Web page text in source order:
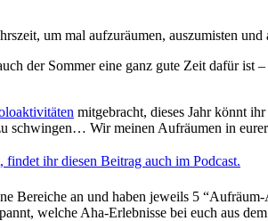
um mal aufzuräumen, auszumisten
der Sommer eine ganz gute Zeit dafür
mitgebracht, dieses Jahr könnt
schwingen… Wir meinen Aufräumen in
ihr diesen Beitrag auch im Podcast.
Bereiche an und haben jeweils 5
welche Aha-Erlebnisse bei euch aus